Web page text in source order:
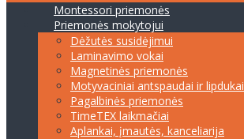
Montessori priemonės
Priemonės mokytojui
Dėžutės susidėjimui
Laminavimo vokai
Magnetinės priemonės
Motyvaciniai antspaudai ir lipdukai
Pagalbinės priemonės
TimeTEX laikmačiai
Aplankai, įmautės, kanceliarija